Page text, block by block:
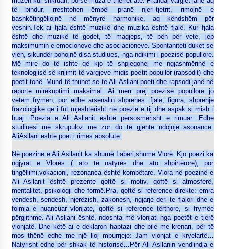
të bindur, rreshtohen ëmbël pranë njeri-tjetrit, rimojnë e
bashkëtingëllojnë në mënyrë harmonike, aq këndshëm për
veshin.Tek ai fjala është muzikë dhe muzika është fjalë. Kur fjala
është dhe muzikë të godet, të magjeps, të bën për vete, jep
maksimumin e emocioneve dhe asociacioneve. Spontaniteti duket se
vjen, sikundër pohojnë disa studiues, nga ndikimi i poezisë popullore.
Më mire do të ishte që kjo të shpjegohej me ngjashmërinë e
teknologjisë së krijimit të vargjeve midis poetit popullor (rapsodit) dhe
poetit tonë. Mund të thuhet se te Ali Asllani poeti dhe rapsodi janë në
raporte mirëkuptimi maksimal. Ai merr prej poezisë popullore jo
vetëm frymën, por edhe arsenalin shprehës: fjalë, figura, shprehje
frazologjike që i fut mjeshtërisht në poezië e tij dhe aspak si mish i
huaj. Poezia e Ali Asllanit është përsosmërisht e rimuar. Edhe
studiuesi më skrupuloz me zor do të gjente ndojnjë asonance.
AliAsllani është poet i rimes absolute.
Në poezinë e Ali Asllanit ka shumë Labëri,shumë Vlorë. Kjo poezi ka
ngjyrat e Vlorës ( ato të natyrës dhe ato shpirtërore), por
tingëllimi,vokacioni, rezonanca është kombëtare. Vlora në poezinë e
Ali Asllanit është prezente qoftë si motiv, qoftë si atmosferë,
mentalitet, psikologji dhe formë.Pra, qoftë si reference direkte: emra
vendesh, sendesh, njerëzish, zakonesh, ngjarje deri te fjalori dhe e
folmja e nuancuar vlonjate, qoftë si reference tërthore, si frymëe
përgjithme. Ali Asllani është, ndoshta më vlonjati nga poetët e tjerë
vlonjatë. Dhe këtë ai e deklaron haptazi dhe bile me krenari, për të
mos thënë edhe me një lloj mburrjeje: Jam vlonjat e kryelartë…
Natyrisht edhe për shkak të historisë…Për Ali Asllanin vendlindja e